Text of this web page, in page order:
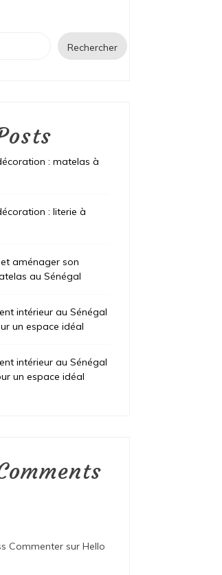
Rechercher
: matelas à
: literie à
aménager son
au Sénégal
intérieur au Sénégal
un espace idéal
intérieur au Sénégal
un espace idéal
Commenter surHello